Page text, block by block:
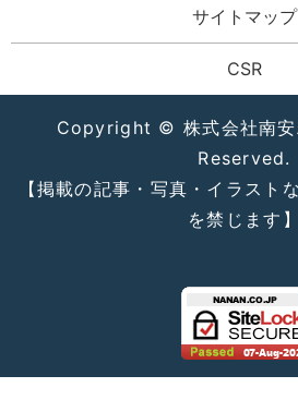
サイトマップ
CSR
Copyright © 株式会社南
Reserved.
【掲載の記事・写真・イラスト
を禁じます】